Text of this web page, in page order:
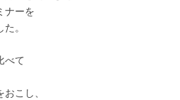
ナーを
。
べて
こし、